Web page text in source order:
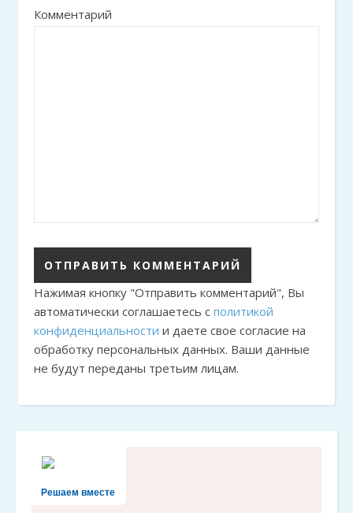
Комментарий
Нажимая кнопку "Отправить комментарий", Вы
автоматически соглашаетесь с политикой
конфиденциальности и даете свое согласие на
обработку персональных данных. Ваши данные
не будут переданы третьим лицам.
Решаем вместе